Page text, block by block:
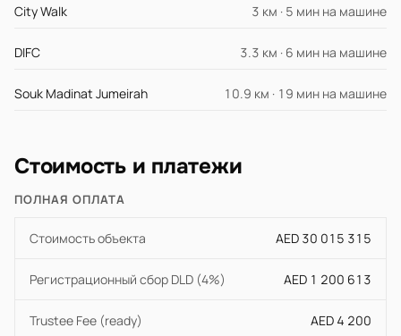
City Walk 3 км · 5 мин на машине
DIFC 3.3 км · 6 мин на машине
Souk Madinat Jumeirah 10.9 км · 19 мин на машине
Стоимость и платежи
ПОЛНАЯ ОПЛАТА
Стоимость объекта AED 30 015 315
Регистрационный сбор DLD (4%) AED 1 200 613
Trustee Fee (ready) AED 4 200